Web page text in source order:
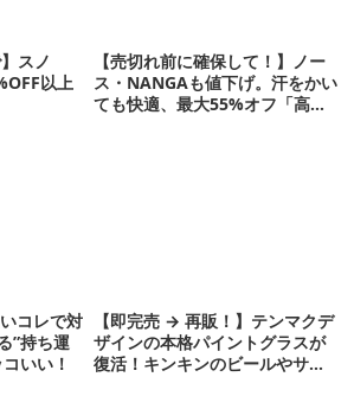
スノ
以上
【売切れ前に確保して！】ノー
ス・NANGAも値下げ。汗をかい
ても快適、最大55%オフ「高機
コレで対
”持ち運
いい！
【即完売 → 再販！】テンマクデ
ザインの本格パイントグラスが
復活！キンキンのビールやサワ